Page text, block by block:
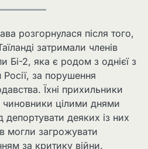
розгорнулася після того,
затримали членів
Бі-2, яка є родом з однієї з
за порушення
Їхні прихильники
чиновники цілими днями
депортувати деяких із них
могли загрожувати
за критику війни.